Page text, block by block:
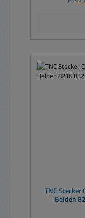
TNC
Belden